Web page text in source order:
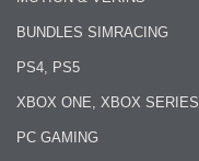
BUNDLES SIMRACING
PS4, PS5
XBOX ONE, XBOX SERIES
PC GAMING